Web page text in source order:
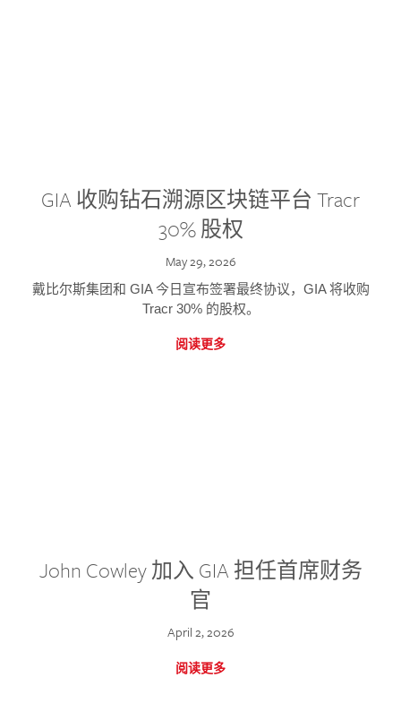
GIA 收购钻石溯源区块链平台 Tracr
30% 股权
May 29, 2026
戴比尔斯集团和 GIA 今日宣布签署最终协议，GIA 将收购
Tracr 30% 的股权。
阅读更多
John Cowley 加入 GIA 担任首席财务
官
April 2, 2026
阅读更多